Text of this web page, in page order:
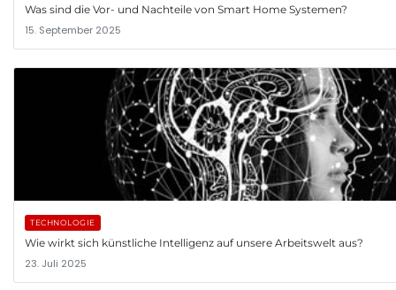
Was sind die Vor- und Nachteile von Smart Home Systemen?
15. September 2025
TECHNOLOGIE
Wie wirkt sich künstliche Intelligenz auf unsere Arbeitswelt aus?
23. Juli 2025